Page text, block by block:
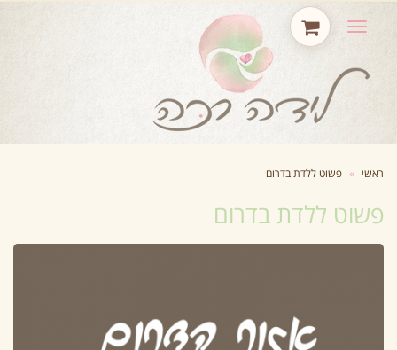
תפריט
ראשי » פשוט ללדת בדרום
פשוט ללדת בדרום